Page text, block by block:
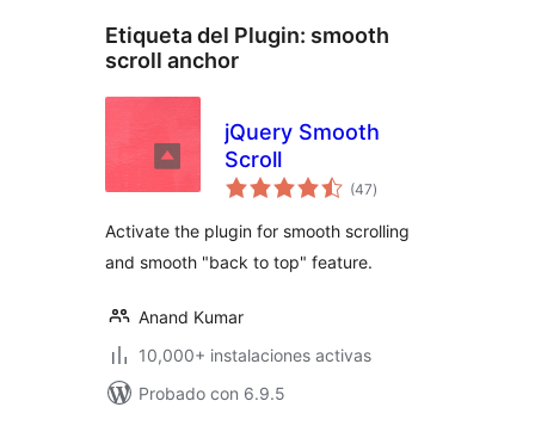
Etiqueta del Plugin: smooth
scroll anchor
jQuery Smooth
Scroll
(47evaluación
total
)
Activate the plugin for smooth scrolling
and smooth "back to top" feature.
Anand Kumar
10,000+ instalaciones activas
Probado con 6.9.5